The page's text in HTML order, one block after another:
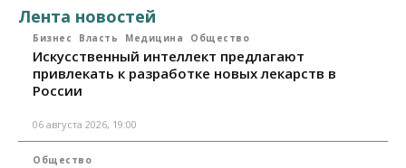
Лента новостей
Бизнес Власть Медицина Общество
Искусственный интеллект предлагают
привлекать к разработке новых лекарств в
России
06 августа 2026, 19:00
Общество